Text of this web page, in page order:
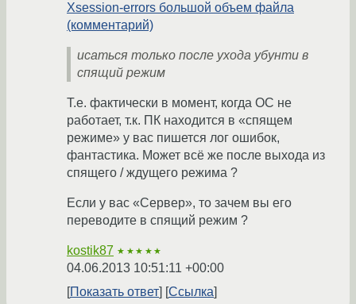
Xsession-errors большой объем файла
(комментарий)
исаться только после ухода убунти в
спящий режим
Т.е. фактически в момент, когда ОС не
работает, т.к. ПК находится в «спящем
режиме» у вас пишется лог ошибок,
фантастика. Может всё же после выхода из
спящего / ждущего режима ?
Если у вас «Сервер», то зачем вы его
переводите в спящий режим ?
kostik87 ★★★★★
04.06.2013 10:51:11 +00:00
Показать ответ
Ссылка